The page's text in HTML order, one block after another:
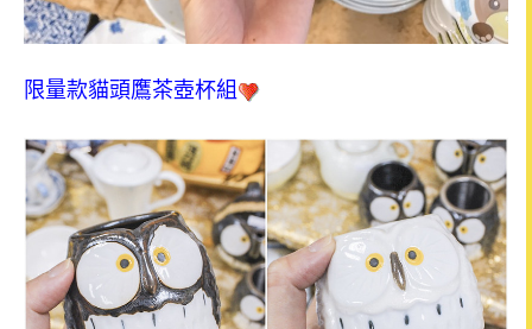
限量款貓頭鷹茶壺杯組